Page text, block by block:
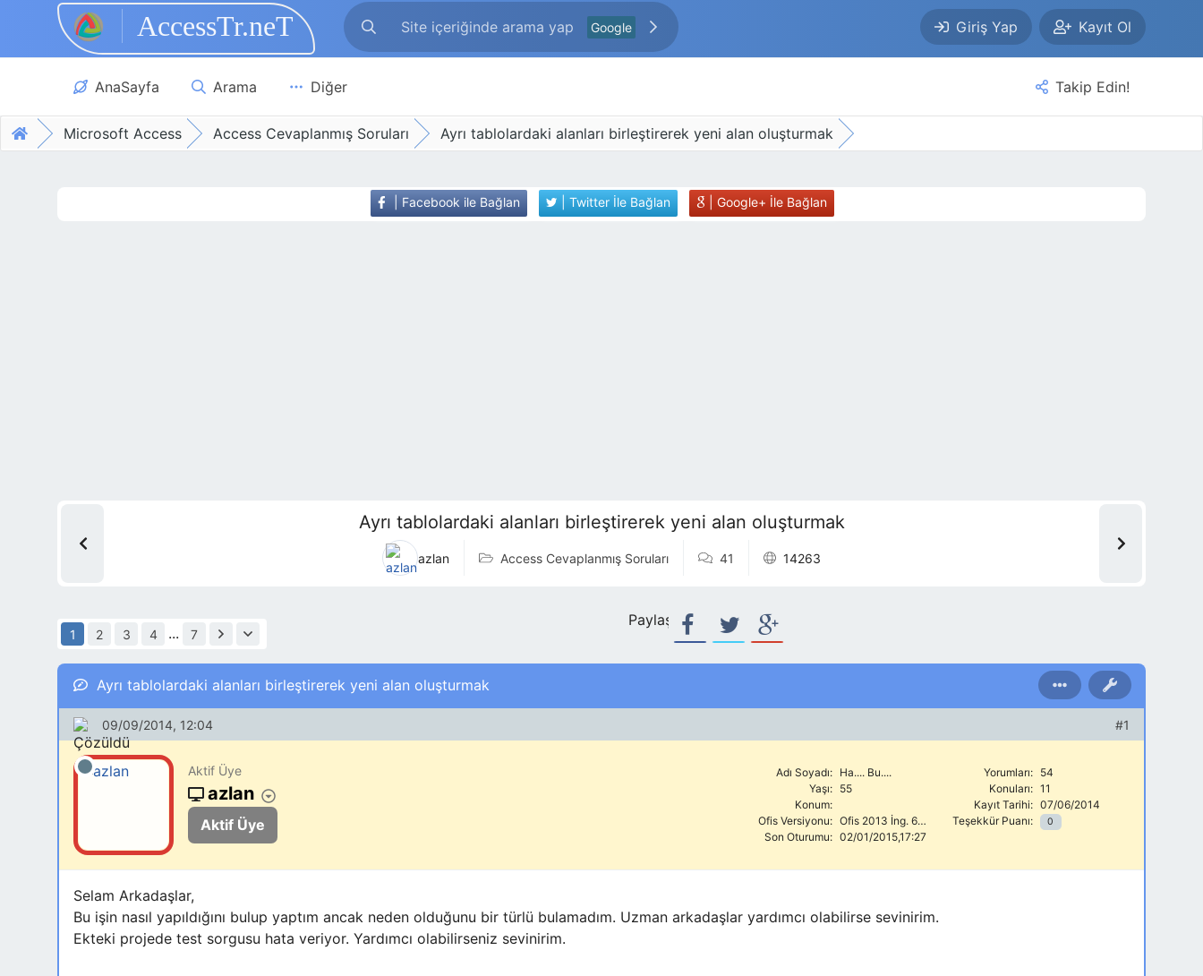
Skip to main content
AccessTr.neT Google Giriş Yap Kayıt Ol
AnaSayfa Arama Diğer Takip Edin!
Microsoft Access Access Cevaplanmış Soruları Ayrı tablolardaki alanları birleştirerek yeni alan oluşturmak
| Facebook ile Bağlan | Twitter İle Bağlan | Google+ İle Bağlan
Ayrı tablolardaki alanları birleştirerek yeni alan oluşturmak
azlan Access Cevaplanmış Soruları 41 14263
1 2 3 4 ... 7
Paylaş:
Ayrı tablolardaki alanları birleştirerek yeni alan oluşturmak
09/09/2014, 12:04 #1
Aktif Üye
azlan
Aktif Üye
Adı Soyadı: Ha.... Bu....
Yaşı: 55
Konum:
Ofis Versiyonu:
Ofis 2013 İng. 64 Bit
Son Oturumu: 02/01/2015,17:27
Yorumları: 54
Konuları: 11
Kayıt Tarihi: 07/06/2014
Teşekkür Puanı:
0
Selam Arkadaşlar,
Bu işin nasıl yapıldığını bulup yaptım ancak neden olduğunu bir türlü bulamadım. Uzman arkadaşlar yardımcı olabilirse sevinirim.
Ekteki projede test sorgusu hata veriyor. Yardımcı olabilirseniz sevinirim.